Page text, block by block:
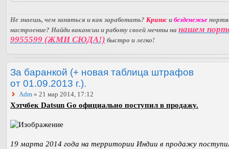
Не знаешь, чем заняться и как заработать? Кризис и безденежье
настроение? Найди вакансии и работу своей мечты на нашем
9955599 (ЖМИ СЮДА!) быстро и легко!
За баранкой (+ новая таблица штрафов
от 01.09.2013 г.).
Adm » 21 мар 2014, 17:12
Хэтчбек Datsun Go официально поступил в продажу.
19 марта 2014 года на территории Индии в продажу